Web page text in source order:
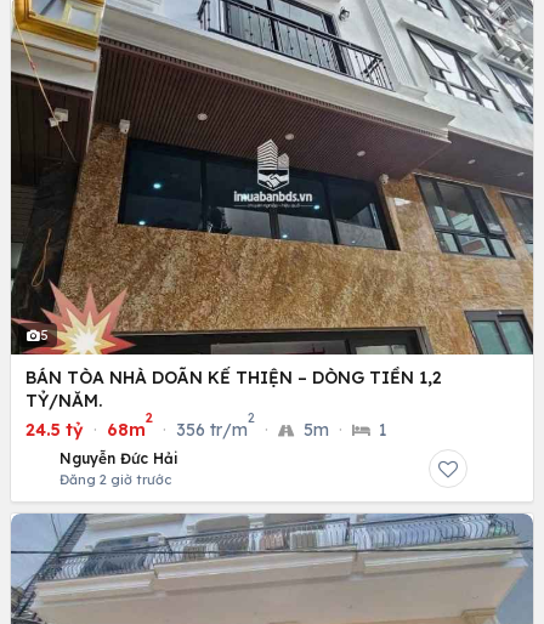
5
BÁN TÒA NHÀ DOÃN KẾ THIỆN – DÒNG TIỀN 1,2
TỶ/NĂM.
24.5 tỷ · 68m
2
· 356 tr/m
2
· 5m · 1
Nguyễn Đức Hải
Đăng 2 giờ trước